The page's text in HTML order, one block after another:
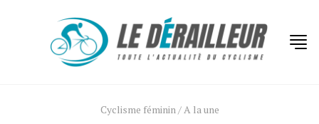
Cyclisme féminin/A la une